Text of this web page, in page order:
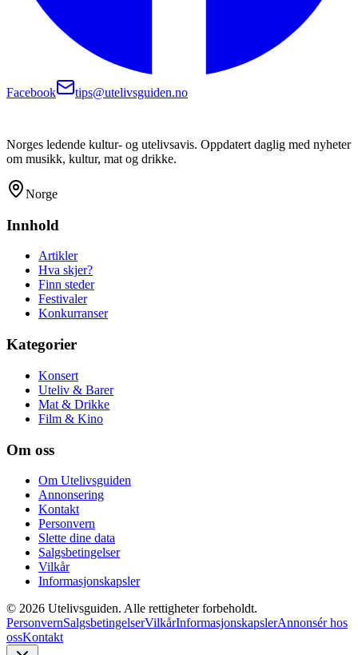
Facebook tips@utelivsguiden.no
Norges ledende kultur- og utelivsavis. Oppdatert daglig med nyheter
om musikk, kultur, mat og drikke.
Norge
Innhold
Artikler
Hva skjer?
Finn steder
Festivaler
Konkurranser
Kategorier
Konsert
Uteliv & Barer
Mat & Drikke
Film & Kino
Om oss
Om Utelivsguiden
Annonsering
Kontakt
Personvern
Slette dine data
Salgsbetingelser
Vilkår
Informasjonskapsler
© 2026 Utelivsguiden. Alle rettigheter forbeholdt.
PersonvernSalgsbetingelserVilkårInformasjonskapslerAnnonsér hos
ossKontakt